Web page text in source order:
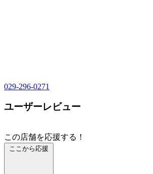
029-296-0271
ユーザーレビュー
この店舗を応援する！
ここから応援